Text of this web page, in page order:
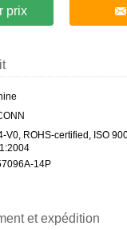
prix
V0, ROHS-certified, ISO
14P
et expédition